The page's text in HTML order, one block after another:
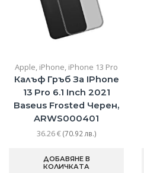
Apple, iPhone, iPhone 13 Pro
Калъф Гръб За IPhone
13 Pro 6.1 Inch 2021
Baseus Frosted Черен,
ARWS000401
36.26€(70.92 лв.)
ДОБАВЯНЕ В
КОЛИЧКАТА